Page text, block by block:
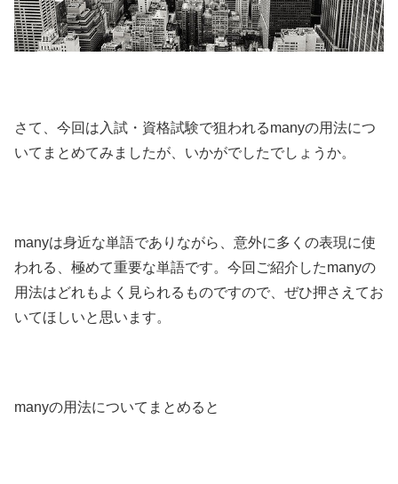
さて、今回は入試・資格試験で狙われるmanyの用法につ
いてまとめてみましたが、いかがでしたでしょうか。
manyは身近な単語でありながら、意外に多くの表現に使
われる、極めて重要な単語です。今回ご紹介したmanyの
用法はどれもよく見られるものですので、ぜひ押さえてお
いてほしいと思います。
manyの用法についてまとめると